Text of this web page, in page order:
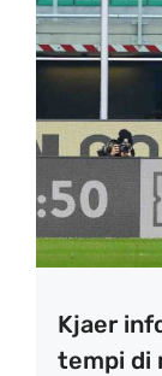
Kjaer
tempi di